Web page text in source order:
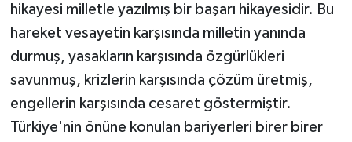
hikayesi milletle yazılmış bir başarı hikayesidir. Bu
hareket vesayetin karşısında milletin yanında
durmuş, yasakların karşısında özgürlükleri
savunmuş, krizlerin karşısında çözüm üretmiş,
engellerin karşısında cesaret göstermiştir.
Türkiye'nin önüne konulan bariyerleri birer birer